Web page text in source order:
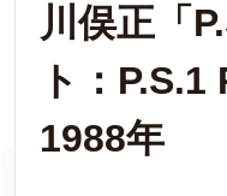
川俣正「
ト：
1988年